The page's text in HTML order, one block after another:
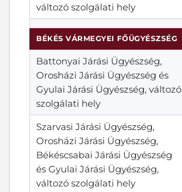
változó szolgálati hely
BÉKÉS VÁRMEGYEI FŐÜGYÉSZSÉG
Battonyai Járási Ügyészség,
Orosházi Járási Ügyészség és
Gyulai Járási Ügyészség, változó
szolgálati hely
Szarvasi Járási Ügyészség,
Orosházi Járási Ügyészség,
Békéscsabai Járási Ügyészség
és Gyulai Járási Ügyészség,
változó szolgálati hely